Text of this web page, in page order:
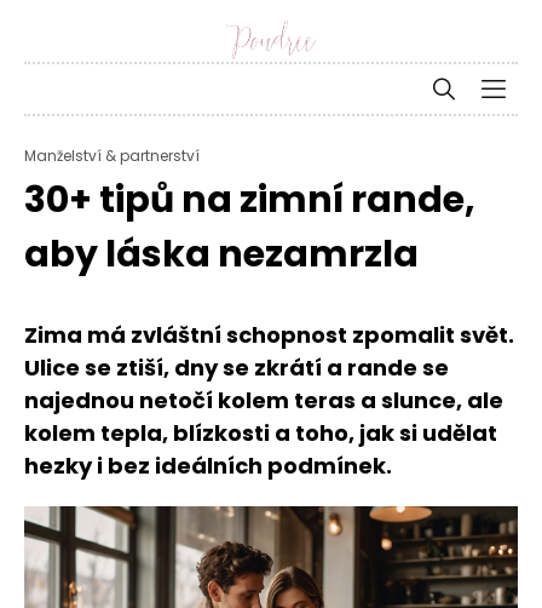
Manželství & partnerství
30+ tipů na zimní rande,
aby láska nezamrzla
Zima má zvláštní schopnost zpomalit svět.
Ulice se ztiší, dny se zkrátí a rande se
najednou netočí kolem teras a slunce, ale
kolem tepla, blízkosti a toho, jak si udělat
hezky i bez ideálních podmínek.